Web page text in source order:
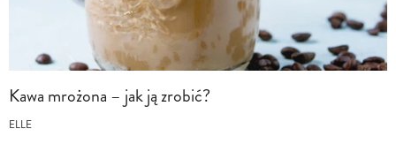
Kawa mrożona – jak ją zrobić?
ELLE